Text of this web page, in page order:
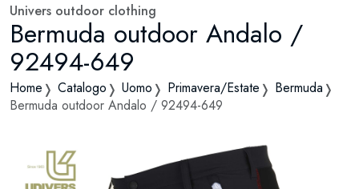
Univers outdoor clothing
Bermuda outdoor Andalo /
92494-649
Home Catalogo Uomo Primavera/Estate
Bermuda
Bermuda outdoor Andalo / 92494-649